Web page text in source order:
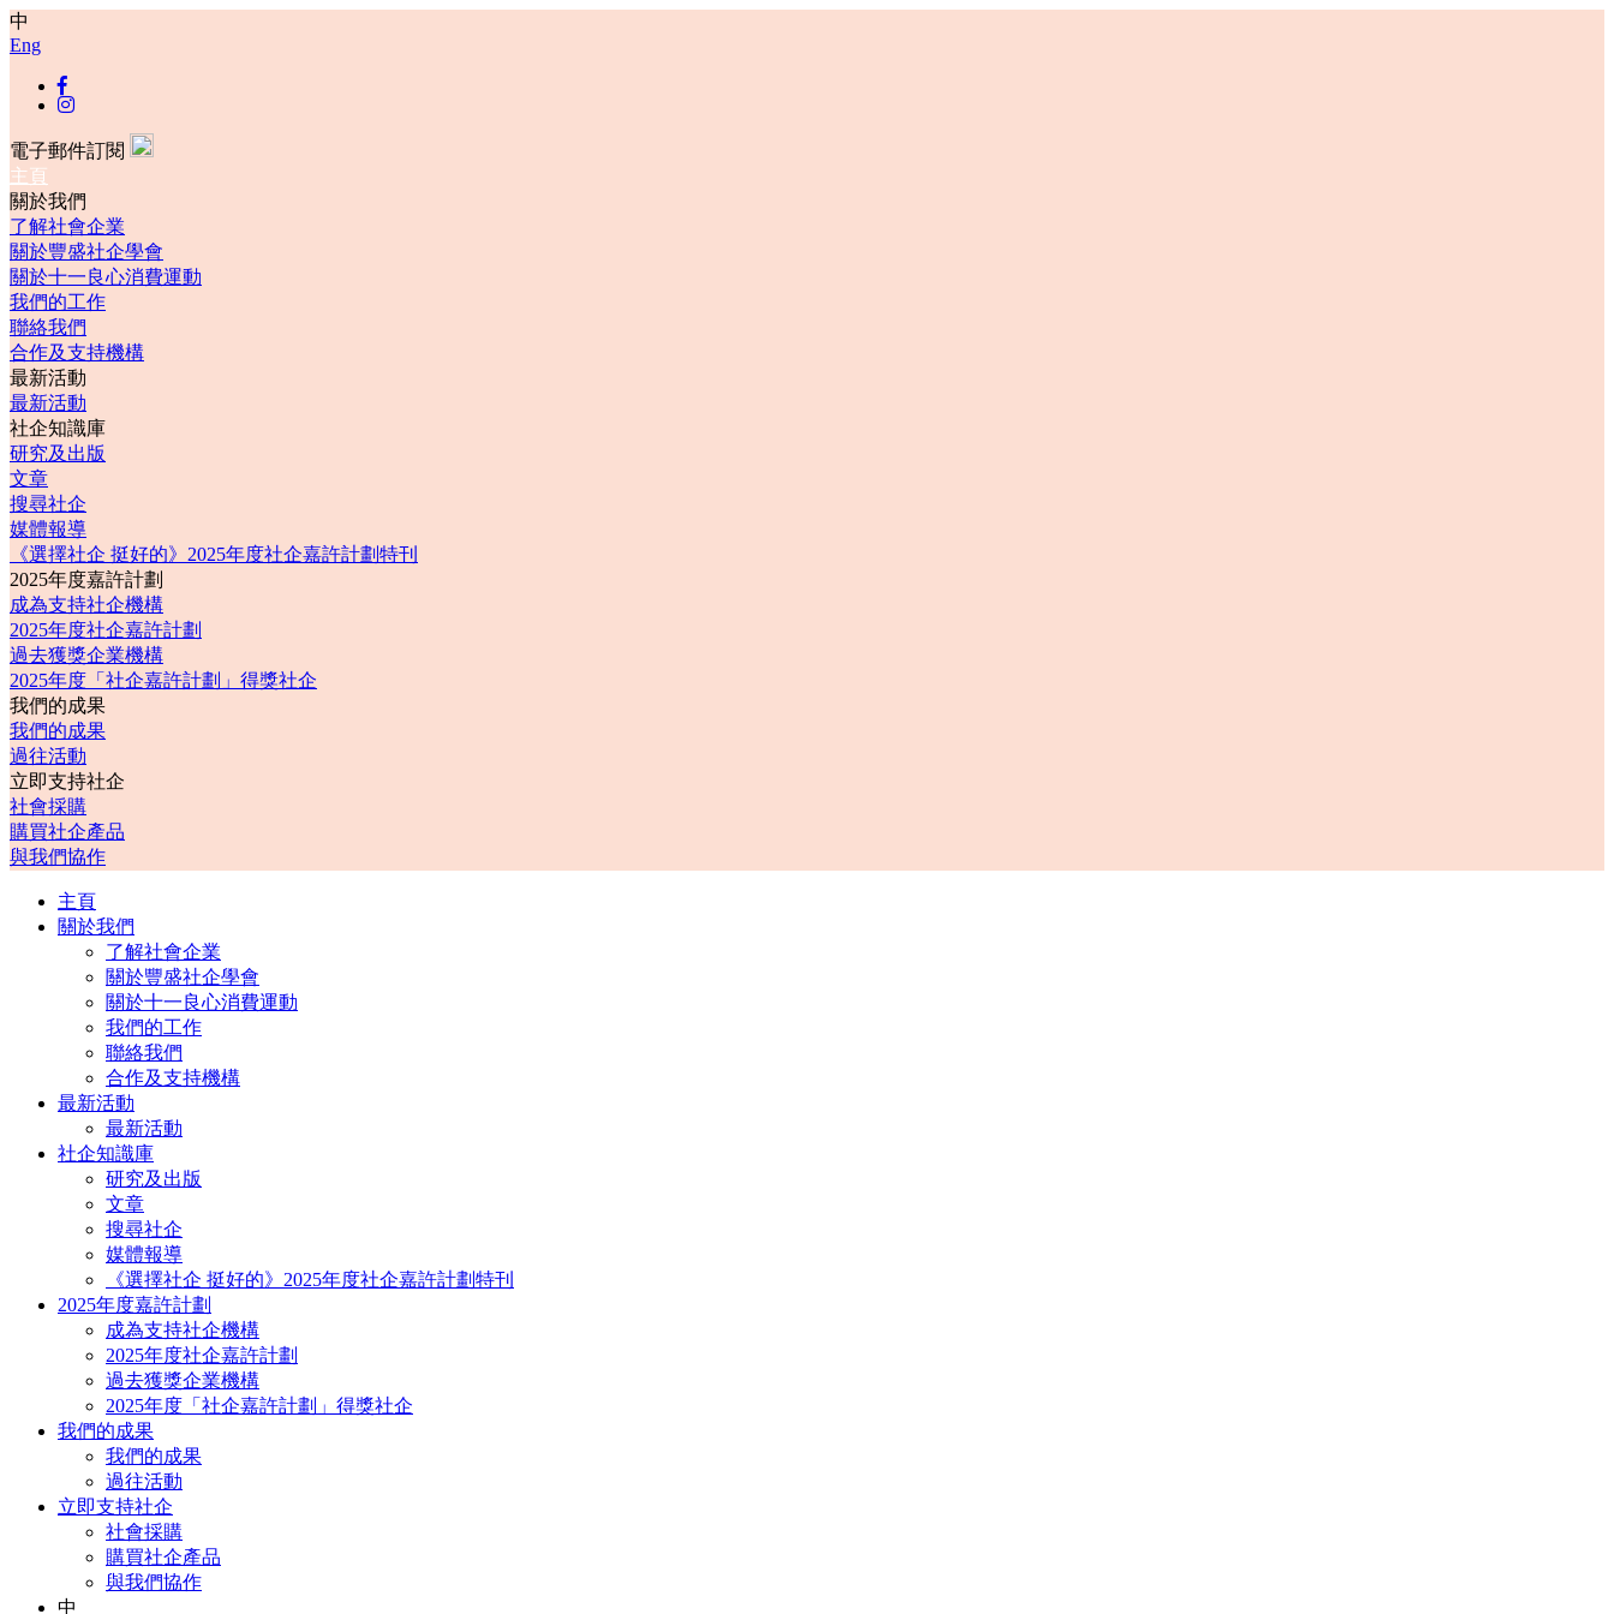
中
Eng
電子郵件訂閱
主頁
關於我們
了解社會企業
關於豐盛社企學會
關於十一良心消費運動
我們的工作
聯絡我們
合作及支持機構
最新活動
最新活動
社企知識庫
研究及出版
文章
搜尋社企
媒體報導
《選擇社企 挺好的》2025年度社企嘉許計劃特刊
2025年度嘉許計劃
成為支持社企機構
2025年度社企嘉許計劃
過去獲獎企業機構
2025年度「社企嘉許計劃」得獎社企
我們的成果
我們的成果
過往活動
立即支持社企
社會採購
購買社企產品
與我們協作
主頁
關於我們
了解社會企業
關於豐盛社企學會
關於十一良心消費運動
我們的工作
聯絡我們
合作及支持機構
最新活動
最新活動
社企知識庫
研究及出版
文章
搜尋社企
媒體報導
《選擇社企 挺好的》2025年度社企嘉許計劃特刊
2025年度嘉許計劃
成為支持社企機構
2025年度社企嘉許計劃
過去獲獎企業機構
2025年度「社企嘉許計劃」得獎社企
我們的成果
我們的成果
過往活動
立即支持社企
社會採購
購買社企產品
與我們協作
中